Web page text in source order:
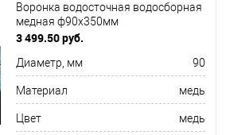
Воронка водосточная водосборная
медная ф90х350мм
3 499.50 руб.
Диаметр, мм 90
Материал медь
Цвет медь